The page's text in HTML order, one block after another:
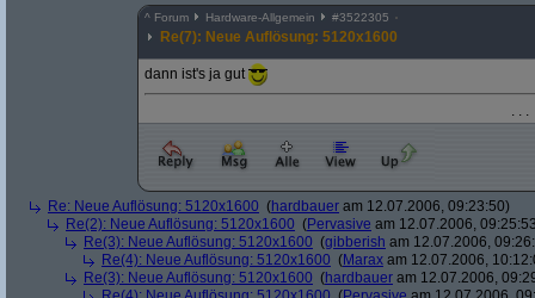
^ Forum Hardware-Allgemein #3522305
Re(7): Neue Auflösung: 5120x1600
dann ist's ja gut
. . .
Re: Neue Auflösung: 5120x1600 (hardbauer am 12.07.2006, 09:23:50)
Re(2): Neue Auflösung: 5120x1600 (Pervasive am 12.07.2006,
Re(3): Neue Auflösung: 5120x1600 (gibberish am 12.07.2006,
Re(4): Neue Auflösung: 5120x1600 (Marax am 12.07.2006,
Re(3): Neue Auflösung: 5120x1600 (hardbauer am 12.07.2006,